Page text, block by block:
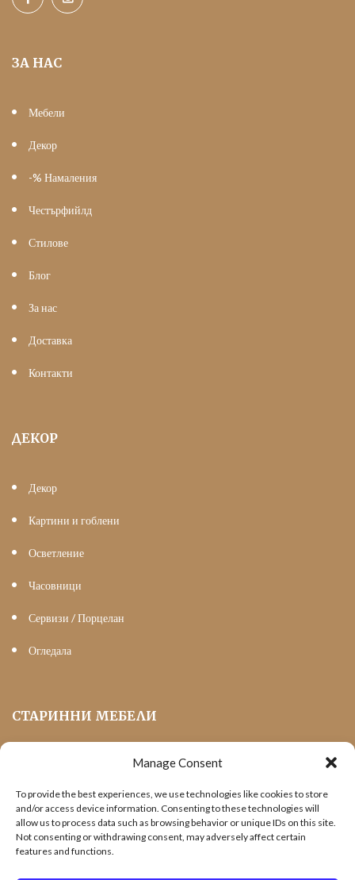
Manage Consent
To provide the best experiences, we use technologies like cookies to store
and/or access device information. Consenting to these technologies will
allow us to process data such as browsing behavior or unique IDs on this site.
Not consenting or withdrawing consent, may adversely affect certain
features and functions.
ЗА НАС
Мебели
Декор
-% Намаления
Честърфийлд
Стилове
Блог
За нас
Доставка
Контакти
ДЕКОР
Декор
Картини и гоблени
Осветление
Часовници
Сервизи / Порцелан
Огледала
СТАРИННИ МЕБЕЛИ
Трапезни маси и столове
Шкафове и витрини